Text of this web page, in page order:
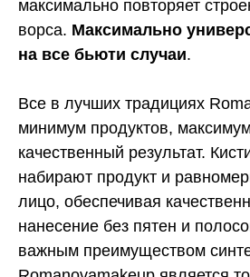
максимально повторяет
ворса. Максимально
на все бьюти случаи.
Все в лучших традициях
минимум продуктов,
качественный результат.
набирают продукт и
лицо, обеспечивая
нанесение без пятен и
важным преимуществом